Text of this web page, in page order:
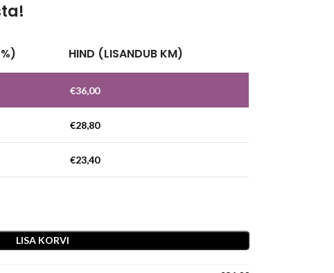
HIND (LISANDUB KM)
€36,00
€28,80
€23,40
LISA KORVI